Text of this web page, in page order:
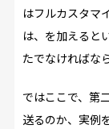
はフルカスタマ
は、を加えると
たでなければな
ではここで、第
送るのか、実例